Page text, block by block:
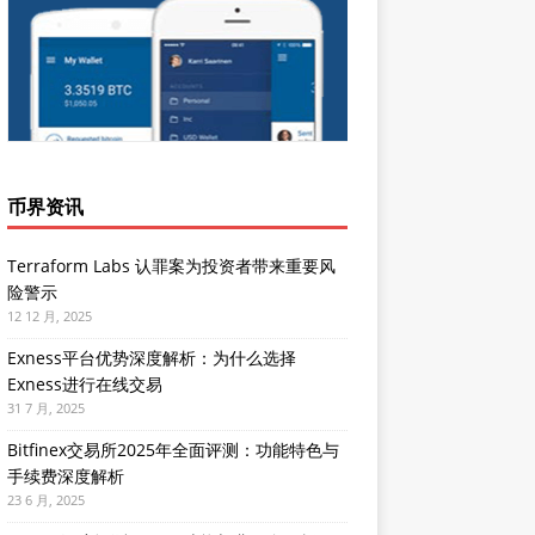
币界资讯
Terraform Labs 认罪案为投资者带来重要风
险警示
12 12 月, 2025
Exness平台优势深度解析：为什么选择
Exness进行在线交易
31 7 月, 2025
Bitfinex交易所2025年全面评测：功能特色与
手续费深度解析
23 6 月, 2025